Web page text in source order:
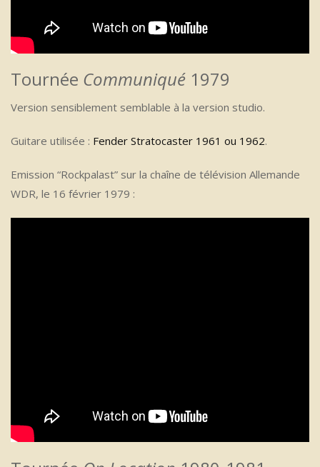
Tournée Communiqué 1979
Version sensiblement semblable à la version studio.
Guitare utilisée : Fender Stratocaster 1961 ou 1962.
Emission “Rockpalast” sur la chaîne de télévision Allemande
WDR, le 16 février 1979 :